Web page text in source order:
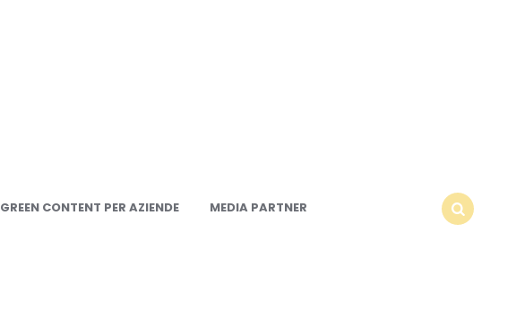
GREEN CONTENT PER AZIENDE
MEDIA PARTNER